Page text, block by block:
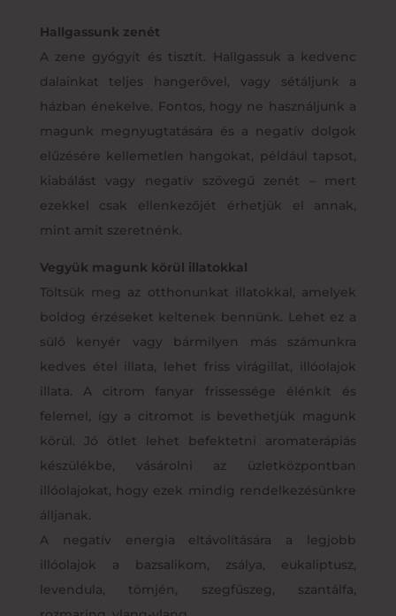
Hallgassunk zenét
A zene gyógyít és tisztít. Hallgassuk a kedvenc
dalainkat teljes hangerővel, vagy sétáljunk a
házban énekelve. Fontos, hogy ne használjunk a
magunk megnyugtatására és a negatív dolgok
elűzésére kellemetlen hangokat, például tapsot,
kiabálást vagy negatív szövegű zenét – mert
ezekkel csak ellenkezőjét érhetjük el annak,
mint amit szeretnénk.
Vegyük magunk körül illatokkal
Töltsük meg az otthonunkat illatokkal, amelyek
boldog érzéseket keltenek bennünk. Lehet ez a
sülő kenyér vagy bármilyen más számunkra
kedves étel illata, lehet friss virágillat, illóolajok
illata. A citrom fanyar frissessége élénkít és
felemel, így a citromot is bevethetjük magunk
körül. Jó ötlet lehet befektetni aromaterápiás
készülékbe, vásárolni az üzletközpontban
illóolajokat, hogy ezek mindig rendelkezésünkre
álljanak.
A negatív energia eltávolítására a legjobb
illóolajok a bazsalikom, zsálya, eukaliptusz,
levendula, tömjén, szegfűszeg, szantálfa,